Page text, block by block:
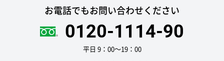
お電話でもお問い合わせください
0120-1114-90
平日 9：00〜19：00